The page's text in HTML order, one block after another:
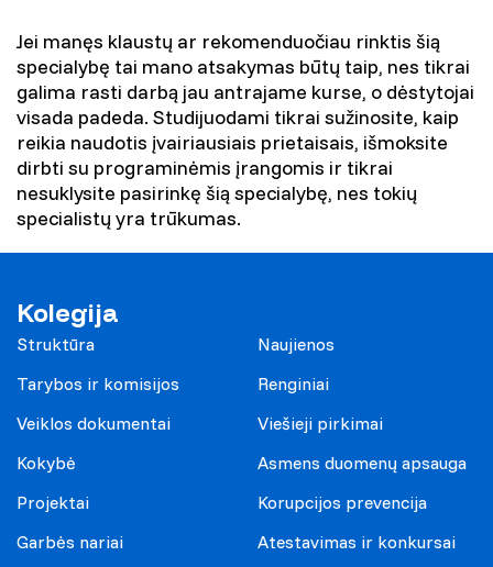
Jei manęs klaustų ar rekomenduočiau rinktis šią
specialybę tai mano atsakymas būtų taip, nes tikrai
galima rasti darbą jau antrajame kurse, o dėstytojai
visada padeda. Studijuodami tikrai sužinosite, kaip
reikia naudotis įvairiausiais prietaisais, išmoksite
dirbti su programinėmis įrangomis ir tikrai
nesuklysite pasirinkę šią specialybę, nes tokių
specialistų yra trūkumas.
Kolegija
Struktūra
Tarybos ir komisijos
Veiklos dokumentai
Kokybė
Projektai
Garbės nariai
Naujienos
Renginiai
Viešieji pirkimai
Asmens duomenų apsauga
Korupcijos prevencija
Atestavimas ir konkursai